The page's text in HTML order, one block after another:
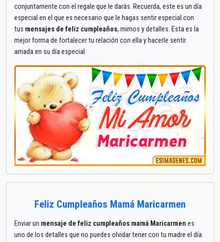
conjuntamente con el regale que le darás. Recuerda, este es un día
especial en el que es necesario que le hagas sentir especial con
tus mensajes de feliz cumpleaños, mimos y detalles. Esta es la
mejor forma de fortalecer tu relación con ella y hacerle sentir
amada en su día especial.
Feliz Cumpleaños Mamá Maricarmen
Enviar un mensaje de feliz cumpleaños mamá Maricarmen es
uno de los detalles que no puedes olvidar tener con tu madre el día